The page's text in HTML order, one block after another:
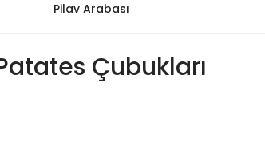
Pilav Arabası
Çubukları